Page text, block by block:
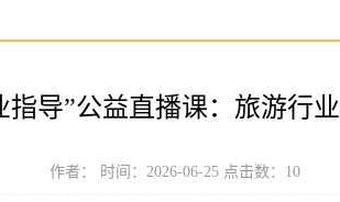
指导”公益直播课：旅游行
作者： 时间：2026-06-25 点击数： 10